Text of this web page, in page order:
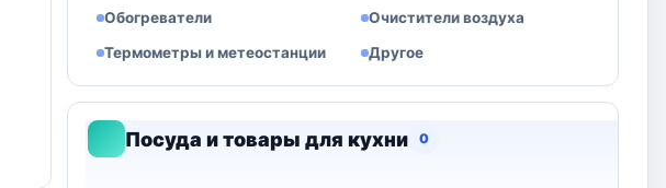
Обогреватели
Очистители воздуха
Термометры и метеостанции
Другое
Посуда и товары для кухни 0